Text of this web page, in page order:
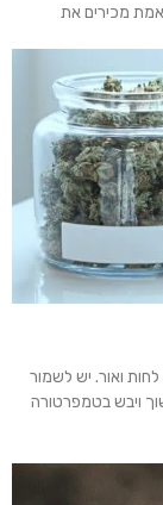
מכירים את
לחות ואור. יש לשמור
ויבש בטמפרטורה